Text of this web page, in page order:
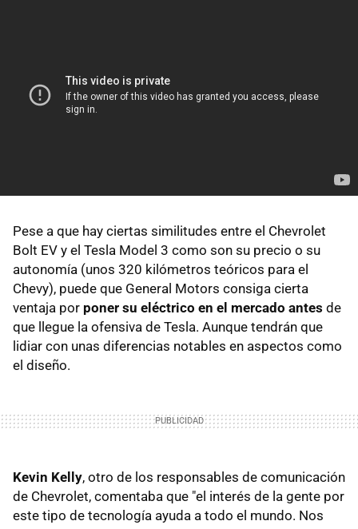
Pese a que hay ciertas similitudes entre el Chevrolet
Bolt EV y el Tesla Model 3 como son su precio o su
autonomía (unos 320 kilómetros teóricos para el
Chevy), puede que General Motors consiga cierta
ventaja por poner su eléctrico en el mercado antes de
que llegue la ofensiva de Tesla. Aunque tendrán que
lidiar con unas diferencias notables en aspectos como
el diseño.
Kevin Kelly, otro de los responsables de comunicación
de Chevrolet, comentaba que "el interés de la gente por
este tipo de tecnología ayuda a todo el mundo. Nos